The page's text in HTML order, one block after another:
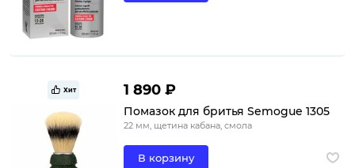
Хит 1 890 ₽
Помазок для бритья Semogue 1305
22 мм, щетина кабана, смола
В корзину